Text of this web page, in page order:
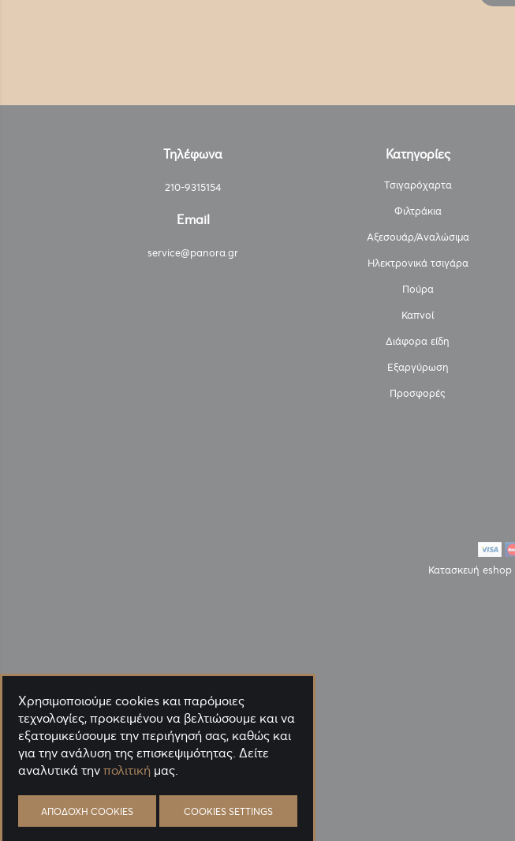
Τηλέφωνα
210-9315154
Email
service@panora.gr
Κατηγορίες
Τσιγαρόχαρτα
Φιλτράκια
Αξεσουάρ/Αναλώσιμα
Ηλεκτρονικά τσιγάρα
Πούρα
Καπνοί
Διάφορα είδη
Εξαργύρωση
Προσφορές
Κατασκευή eshop
Χρησιμοποιούμε cookies και παρόμοιες
τεχνολογίες, προκειμένου να βελτιώσουμε και να
εξατομικεύσουμε την περιήγησή σας, καθώς και
για την ανάλυση της επισκεψιμότητας. Δείτε
αναλυτικά την πολιτική μας.
ΑΠΟΔΟΧΉ COOKIES COOKIES SETTINGS